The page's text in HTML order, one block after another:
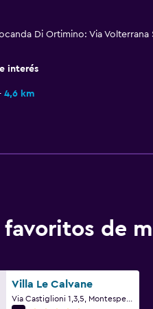
Di Ortimino: Via Volterrana
interés
4,6 km
favoritos de
Villa Le Calvane
Via Castiglioni 1,3,5, Montespertoli, Toscana